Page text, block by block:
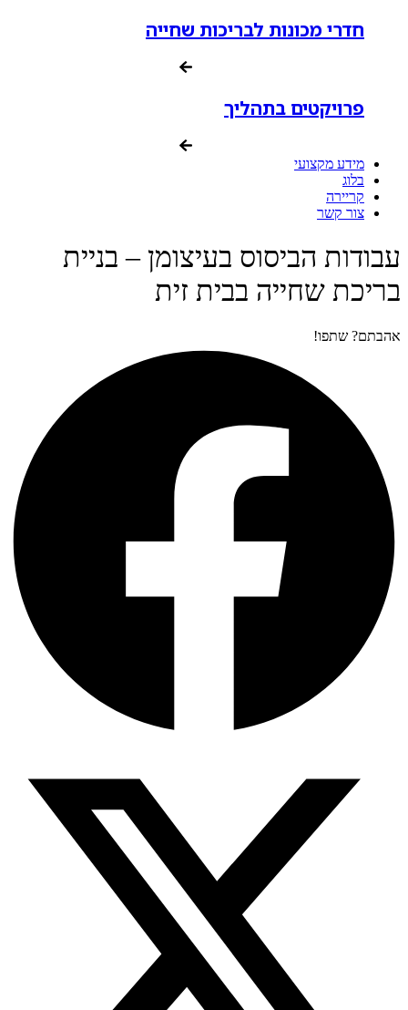
חדרי מכונות לבריכות שחייה
פרויקטים בתהליך
מידע מקצועי
בלוג
קריירה
צור קשר
עבודות הביסוס בעיצומן – בניית
בריכת שחייה בבית זית
אהבתם? שתפו!